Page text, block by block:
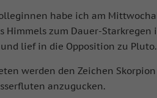
habe ich am
Himmels zum Dauer-
und lief in die Opposition zu Pluto.
werden den Zeichen
anzugucken.